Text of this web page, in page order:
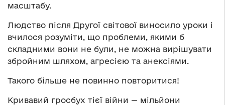
масштабу.
Людство після Другої світової виносило уроки і
вчилося розуміти, що проблеми, якими б
складними вони не були, не можна вирішувати
збройним шляхом, агресією та анексіями.
Такого більше не повинно повторитися!
Кривавий гросбух тієї війни — мільйони